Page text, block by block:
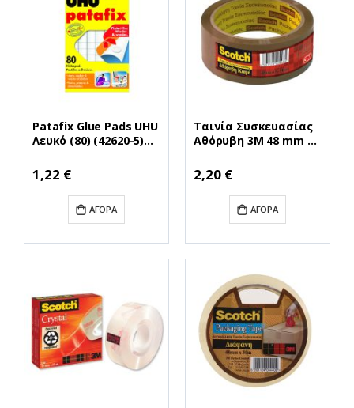
Patafix Glue Pads UHU
Λευκό (80) (42620-5)
1,22 €
ΑΓΟΡΆ
Ταινία Συσκευασίας
Αθόρυβη 3M 48 mm x
(MMM1786BR)
2,20 €
ΑΓΟΡΆ